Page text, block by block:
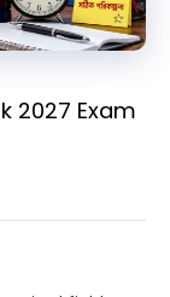
2027 Exam